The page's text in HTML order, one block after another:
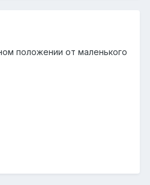
положении от маленького